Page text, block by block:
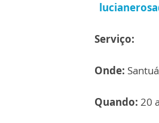
Serviço:
Onde:
Quando: 20